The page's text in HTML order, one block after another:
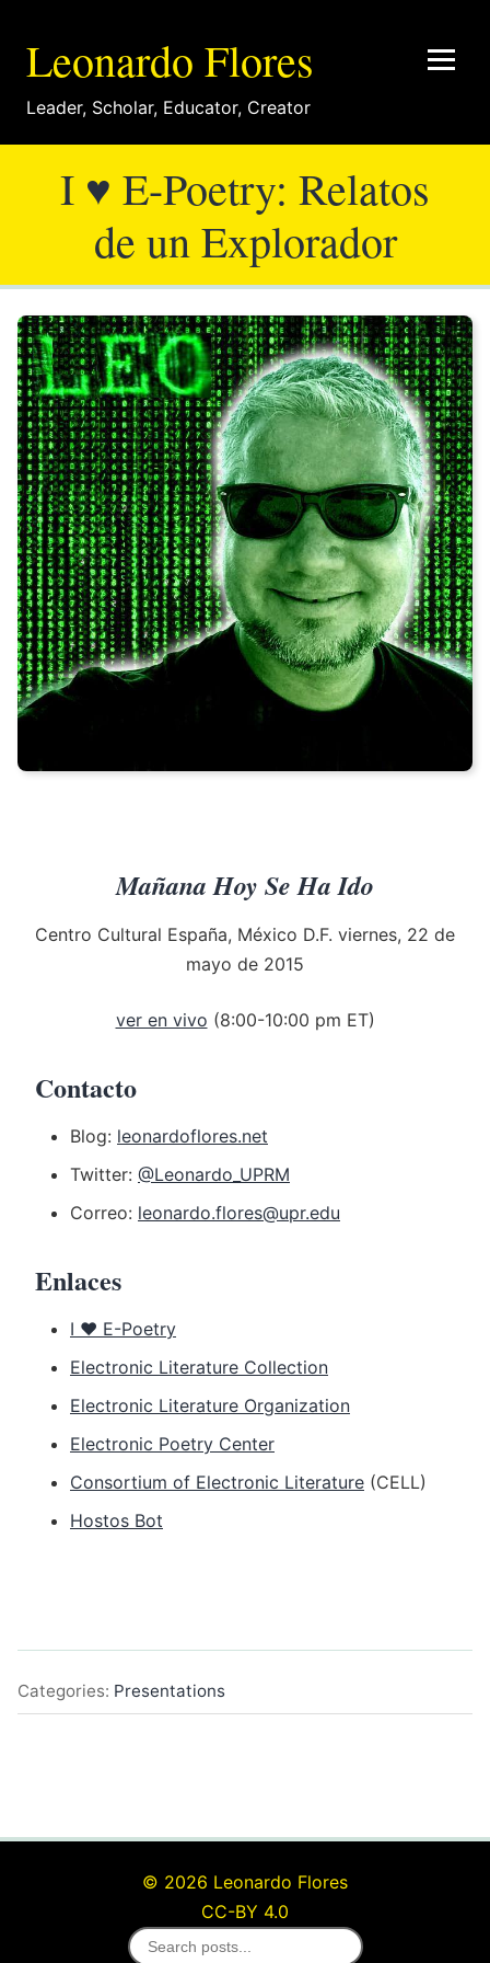
Leonardo Flores
Leader, Scholar, Educator, Creator
I ♥ E-Poetry: Relatos
de un Explorador
Mañana Hoy Se Ha Ido
Centro Cultural España, México D.F. viernes, 22 de
mayo de 2015
ver en vivo (8:00-10:00 pm ET)
Contacto
Blog: leonardoflores.net
Twitter: @Leonardo_UPRM
Correo: leonardo.flores@upr.edu
Enlaces
I ♥ E-Poetry
Electronic Literature Collection
Electronic Literature Organization
Electronic Poetry Center
Consortium of Electronic Literature (CELL)
Hostos Bot
Categories: Presentations
© 2026 Leonardo Flores
CC-BY 4.0